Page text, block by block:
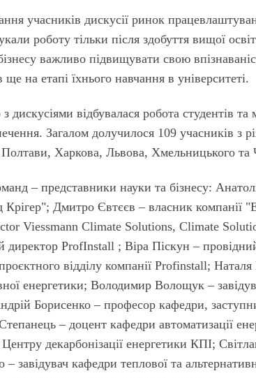
учасників дискусії ринок
роботу тільки після здобуття вищої
важливо підвищувати свою
ще на етапі їхнього навчання в університеті.
дискусіями відбувалася робота студентів
Загалом долучилося 109 учасників з
Харкова, Львова, Хмельницького та
– представники науки та бізнесу:
Крігер"; Дмитро Євтєєв – власник
Viessmann Climate Solutions, Climate
директор ProfInstall ; Віра Піскун –
відділу компанії Prof­install;
енергетики; Володимир Волощук –
Борисенко – професор кафедри,
– доцент кафедри автоматизації
декарбонізації енергетики КПІ;
– завідувач кафедри теплової та